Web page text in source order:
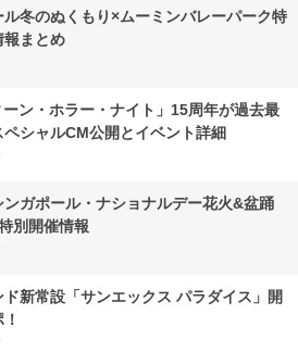
ル冬のぬくもり×ムーミンバレーパーク特
報まとめ
ン・ホラー・ナイト」15周年が過去最
ペシャルCM公開とイベント詳細
ンガポール・ナショナルデー花火&盆踊
別開催情報
新常設「サンエックス パラダイス」開